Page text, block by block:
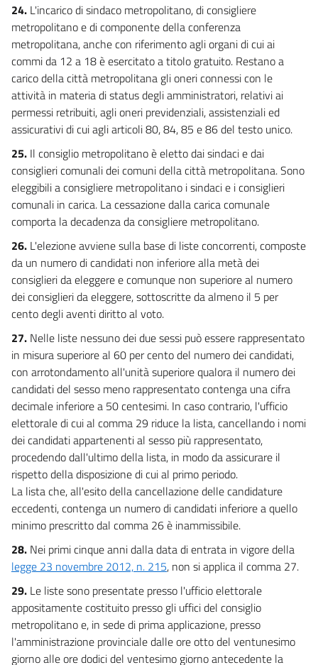
24. L'incarico di sindaco metropolitano, di consigliere
metropolitano e di componente della conferenza
metropolitana, anche con riferimento agli organi di cui ai
commi da 12 a 18 è esercitato a titolo gratuito. Restano a
carico della città metropolitana gli oneri connessi con le
attività in materia di status degli amministratori, relativi ai
permessi retribuiti, agli oneri previdenziali, assistenziali ed
assicurativi di cui agli articoli 80, 84, 85 e 86 del testo unico.
25. Il consiglio metropolitano è eletto dai sindaci e dai
consiglieri comunali dei comuni della città metropolitana. Sono
eleggibili a consigliere metropolitano i sindaci e i consiglieri
comunali in carica. La cessazione dalla carica comunale
comporta la decadenza da consigliere metropolitano.
26. L'elezione avviene sulla base di liste concorrenti, composte
da un numero di candidati non inferiore alla metà dei
consiglieri da eleggere e comunque non superiore al numero
dei consiglieri da eleggere, sottoscritte da almeno il 5 per
cento degli aventi diritto al voto.
27. Nelle liste nessuno dei due sessi può essere rappresentato
in misura superiore al 60 per cento del numero dei candidati,
con arrotondamento all'unità superiore qualora il numero dei
candidati del sesso meno rappresentato contenga una cifra
decimale inferiore a 50 centesimi. In caso contrario, l'ufficio
elettorale di cui al comma 29 riduce la lista, cancellando i nomi
dei candidati appartenenti al sesso più rappresentato,
procedendo dall'ultimo della lista, in modo da assicurare il
rispetto della disposizione di cui al primo periodo.
La lista che, all'esito della cancellazione delle candidature
eccedenti, contenga un numero di candidati inferiore a quello
minimo prescritto dal comma 26 è inammissibile.
28. Nei primi cinque anni dalla data di entrata in vigore della
legge 23 novembre 2012, n. 215, non si applica il comma 27.
29. Le liste sono presentate presso l'ufficio elettorale
appositamente costituito presso gli uffici del consiglio
metropolitano e, in sede di prima applicazione, presso
l'amministrazione provinciale dalle ore otto del ventunesimo
giorno alle ore dodici del ventesimo giorno antecedente la